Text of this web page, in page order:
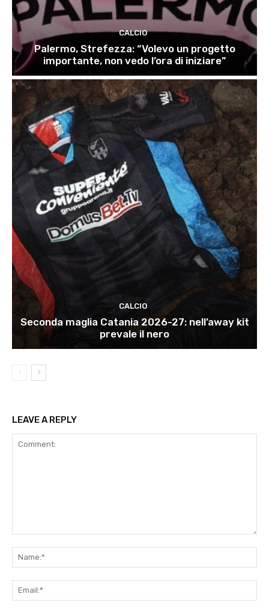
CALCIO
Palermo, Strefezza: “Volevo un progetto
importante, non vedo l’ora di iniziare”
CALCIO
Seconda maglia Catania 2026-27: nell’away kit
prevale il nero
LEAVE A REPLY